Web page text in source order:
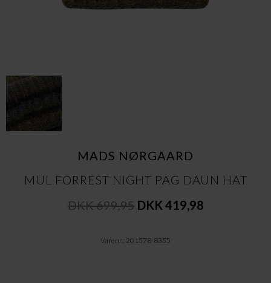
MADS NØRGAARD
MUL FORREST NIGHT PAG DAUN HAT
DKK 699,95 DKK 419,98
Varenr.: 201578-8355